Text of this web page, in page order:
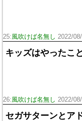
25:風吹けば名無し 2022/
キッズはやったこ
26:風吹けば名無し 2022/
セガサターンとア